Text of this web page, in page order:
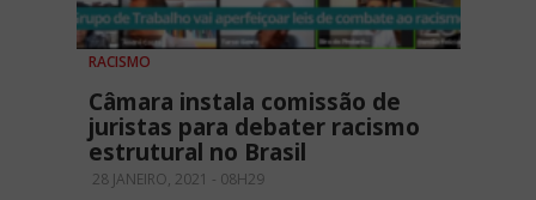
RACISMO
Câmara instala comissão de
juristas para debater racismo
estrutural no Brasil
28 JANEIRO, 2021 - 08H29